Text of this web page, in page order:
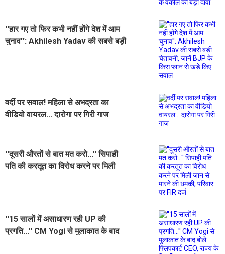
''हार गए तो फिर कभी नहीं होंगे देश में आम
चुनाव'': Akhilesh Yadav की सबसे बड़ी
वर्दी पर सवाल! महिला से अभद्रता का
वीडियो वायरल... दारोगा पर गिरी गाज
''दूसरी औरतों से बात मत करो...'' सिपाही
पति की करतूत का विरोध करने पर मिली
''15 सालों में असाधारण रही UP की
प्रगति...'' CM Yogi से मुलाकात के बाद